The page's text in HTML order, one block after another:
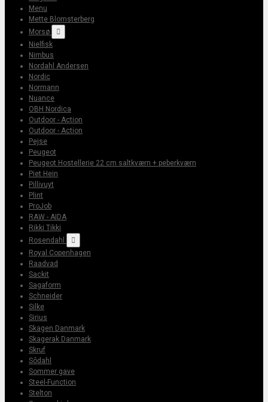
Menu
Mette Blomsterberg
Morsø

Nielfisk
Nimbus
Nordahl Andersen
Nordic
Normann
Nuance
OBH Nordica
Outdoor - Action
Outdoor - Action
Pejse
Peugeot
Peugeot Hostellerie 22 cm saltkværn + peberkværn
Piet Hein
Pillivuyt
Plint
ProJob
RAW - AIDA
Rikki Tikki
Rosendahl

Royal Copenhagen
Raadvad
Sackit
Sagaform
Schneider
Silke
Sirius
Skagen Danmark
Skagerak Danmark
Skruf
Sôdahl
Sommer gave
Steel-Function
Stelton